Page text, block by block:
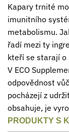
Kapary trnité
imunitního
metabolismu.
řadí mezi ty
kteří se starají o
V ECO
odpovědnost
pocházejí z
obsahuje, je
PRODUKTY S